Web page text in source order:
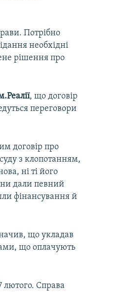
Потрібно
необхідні
рішення про
, що договір
переговори
договір про
з клопотанням,
ні ті його
дали певний
фінансування й
що укладав
що оплачують
лютого. Справа